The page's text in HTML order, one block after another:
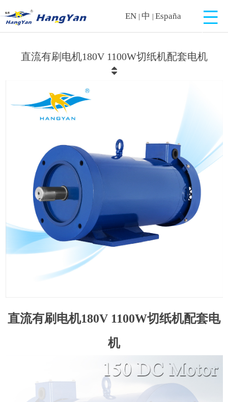
EN | 中 | España
直流有刷电机180V 1100W切纸机配套电机
直流有刷电机180V 1100W切纸机配套电
机